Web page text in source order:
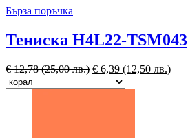
Бърза поръчка
Тениска H4L22-TSM043
€12,78(25,00 лв.) € 6,39 (12,50 лв.)